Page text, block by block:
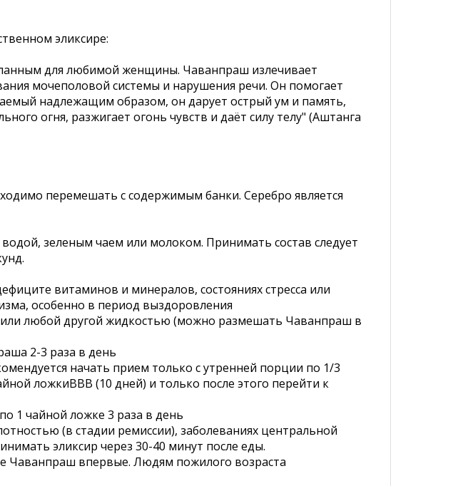
эликсире:
для любимой женщины. Чаванпраш излечивает
мочеполовой системы и нарушения речи. Он помогает
надлежащим образом, он дарует острый ум и память,
огня, разжигает огонь чувств и даёт силу телу" (Аштанга
перемешать с содержимым банки. Серебро является
зеленым чаем или молоком. Принимать состав следует
витаминов и минералов, состояниях стресса или
особенно в период выздоровления
или любой другой жидкостью (можно размешать Чаванпраш в
2-3 раза в день
начать прием только с утренней порции по 1/3
ложкиВВВ (10 дней) и только после этого перейти к
1 чайной ложке 3 раза в день
(в стадии ремиссии), заболеваниях центральной
эликсир через 30-40 минут после еды.
Чаванпраш впервые. Людям пожилого возраста